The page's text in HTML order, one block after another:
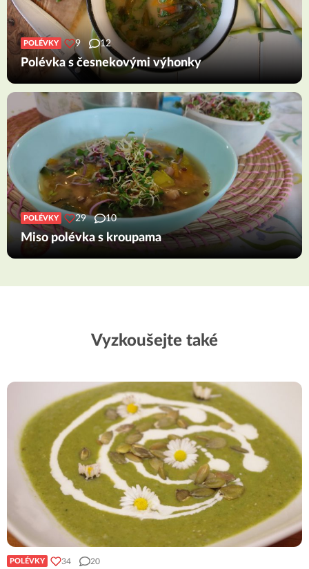
POLÉVKY 9 12
Polévka s česnekovými výhonky
POLÉVKY 29 10
Miso polévka s kroupama
Vyzkoušejte také
POLÉVKY 34 20